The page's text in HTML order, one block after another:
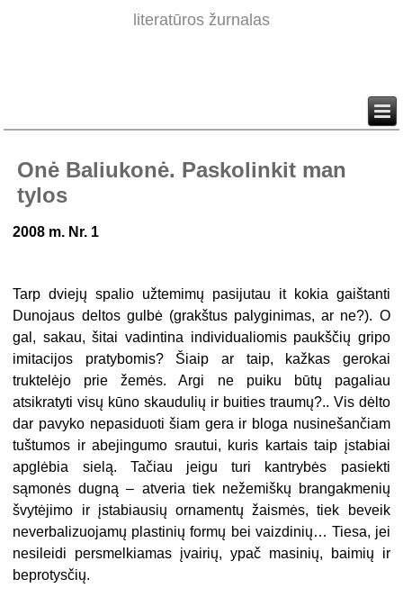
literatūros žurnalas
Onė Baliukonė. Paskolinkit man
tylos
2008 m. Nr. 1
Tarp dviejų spalio užtemimų pasijutau it kokia gaištanti
Dunojaus deltos gulbė (grakštus palyginimas, ar ne?). O
gal, sakau, šitai vadintina individualiomis paukščių gripo
imitacijos pratybomis? Šiaip ar taip, kažkas gerokai
truktelėjo prie žemės. Argi ne puiku būtų pagaliau
atsikratyti visų kūno skaudulių ir buities traumų?.. Vis dėlto
dar pavyko nepasiduoti šiam gera ir bloga nusinešančiam
tuštumos ir abejingumo srautui, kuris kartais taip įstabiai
apglėbia sielą. Tačiau jeigu turi kantrybės pasiekti
sąmonės dugną – atveria tiek nežemiškų brangakmenių
švytėjimo ir įstabiausių ornamentų žaismės, tiek beveik
neverbalizuojamų plastinių formų bei vaizdinių… Tiesa, jei
nesileidi persmelkiamas įvairių, ypač masinių, baimių ir
beprotysčių.